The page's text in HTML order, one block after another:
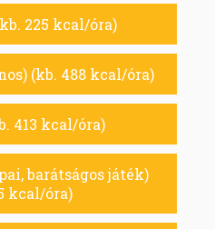
225 kcal/óra)
(kb. 488 kcal/óra)
413 kcal/óra)
barátságos játék)
kcal/óra)